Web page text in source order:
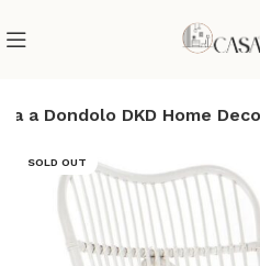
a Dondolo DKD Home
SOLD OUT